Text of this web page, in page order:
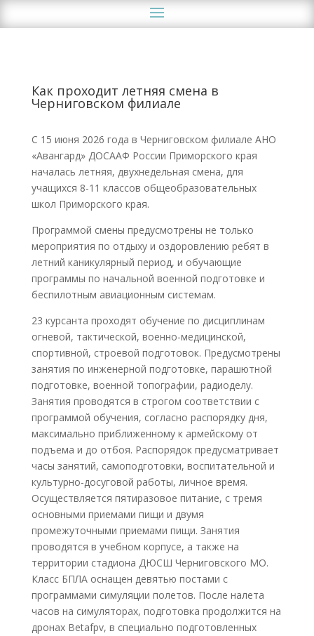
Как проходит летняя смена в
Черниговском филиале
С 15 июня 2026 года в Черниговском филиале АНО
«Авангард» ДОСААФ России Приморского края
началась летняя, двухнедельная смена, для
учащихся 8-11 классов общеобразовательных
школ Приморского края.
Программой смены предусмотрены не только
мероприятия по отдыху и оздоровлению ребят в
летний каникулярный период, и обучающие
программы по начальной военной подготовке и
беспилотным авиационным системам.
23 курсанта проходят обучение по дисциплинам
огневой, тактической, военно-медицинской,
спортивной, строевой подготовок. Предусмотрены
занятия по инженерной подготовке, парашютной
подготовке, военной топографии, радиоделу.
Занятия проводятся в строгом соответствии с
программой обучения, согласно распорядку дня,
максимально приближенному к армейскому от
подъема и до отбоя. Распорядок предусматривает
часы занятий, самоподготовки, воспитательной и
культурно-досуговой работы, личное время.
Осуществляется пятиразовое питание, с тремя
основными приемами пищи и двумя
промежуточными приемами пищи. Занятия
проводятся в учебном корпусе, а также на
территории стадиона ДЮСШ Черниговского МО.
Класс БПЛА оснащен девятью постами с
программами симуляции полетов. После налета
часов на симуляторах, подготовка продолжится на
дронах Betafpv, в специально подготовленных